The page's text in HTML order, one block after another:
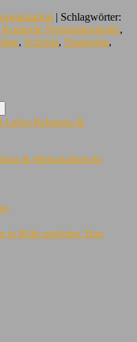
| Schlagwörter:
Konkrete Normenkontrolle,
, Schema, Staatsorga,
Labor Relations &
& Wirtschaftsrecht
in Köln und/oder Trier